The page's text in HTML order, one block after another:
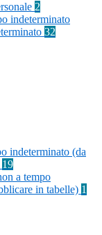
2
indeterminato
32
indeterminato (da
19
a tempo
in tabelle) 1